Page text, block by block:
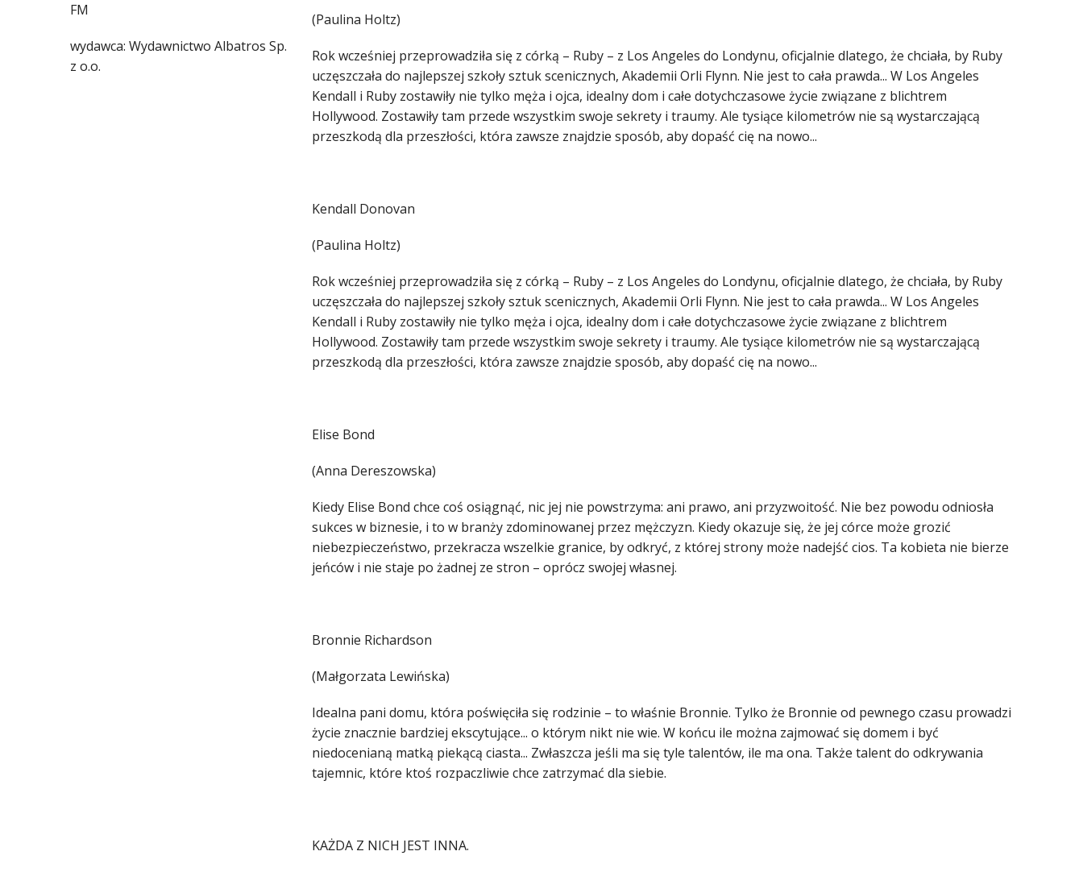
FM
wydawca: Wydawnictwo Albatros Sp.
z o.o.
(Paulina Holtz)
Rok wcześniej przeprowadziła się z córką – Ruby – z Los Angeles do Londynu, oficjalnie dlatego, że chciała, by Ruby
uczęszczała do najlepszej szkoły sztuk scenicznych, Akademii Orli Flynn. Nie jest to cała prawda... W Los Angeles
Kendall i Ruby zostawiły nie tylko męża i ojca, idealny dom i całe dotychczasowe życie związane z blichtrem
Hollywood. Zostawiły tam przede wszystkim swoje sekrety i traumy. Ale tysiące kilometrów nie są wystarczającą
przeszkodą dla przeszłości, która zawsze znajdzie sposób, aby dopaść cię na nowo...
Kendall Donovan
(Paulina Holtz)
Rok wcześniej przeprowadziła się z córką – Ruby – z Los Angeles do Londynu, oficjalnie dlatego, że chciała, by Ruby
uczęszczała do najlepszej szkoły sztuk scenicznych, Akademii Orli Flynn. Nie jest to cała prawda... W Los Angeles
Kendall i Ruby zostawiły nie tylko męża i ojca, idealny dom i całe dotychczasowe życie związane z blichtrem
Hollywood. Zostawiły tam przede wszystkim swoje sekrety i traumy. Ale tysiące kilometrów nie są wystarczającą
przeszkodą dla przeszłości, która zawsze znajdzie sposób, aby dopaść cię na nowo...
Elise Bond
(Anna Dereszowska)
Kiedy Elise Bond chce coś osiągnąć, nic jej nie powstrzyma: ani prawo, ani przyzwoitość. Nie bez powodu odniosła
sukces w biznesie, i to w branży zdominowanej przez mężczyzn. Kiedy okazuje się, że jej córce może grozić
niebezpieczeństwo, przekracza wszelkie granice, by odkryć, z której strony może nadejść cios. Ta kobieta nie bierze
jeńców i nie staje po żadnej ze stron – oprócz swojej własnej.
Bronnie Richardson
(Małgorzata Lewińska)
Idealna pani domu, która poświęciła się rodzinie – to właśnie Bronnie. Tylko że Bronnie od pewnego czasu prowadzi
życie znacznie bardziej ekscytujące... o którym nikt nie wie. W końcu ile można zajmować się domem i być
niedocenianą matką piekącą ciasta... Zwłaszcza jeśli ma się tyle talentów, ile ma ona. Także talent do odkrywania
tajemnic, które ktoś rozpaczliwie chce zatrzymać dla siebie.
KAŻDA Z NICH JEST INNA.